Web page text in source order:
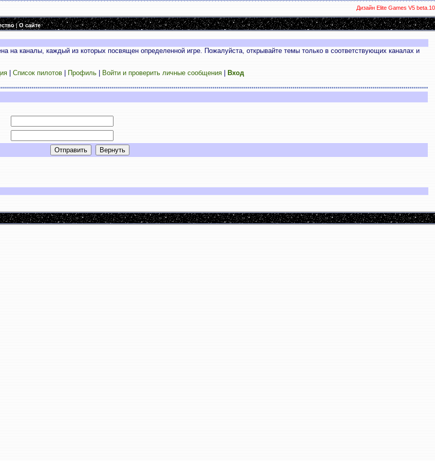
Дизайн Elite Games V5 beta.10
|О сайте
на каналы, каждый из которых посвящен определенной игре. Пожалуйста, открывайте темы только в соответствующих каналах и
Список пилотов Профиль Войти и проверить личные сообщения Вход